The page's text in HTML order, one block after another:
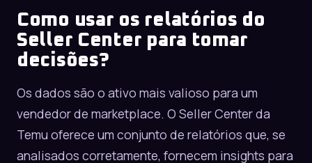
Como usar os relatórios do
Seller Center para tomar
decisões?
Os dados são o ativo mais valioso para um
vendedor de marketplace. O Seller Center da
Temu oferece um conjunto de relatórios que, se
analisados corretamente, fornecem insights para